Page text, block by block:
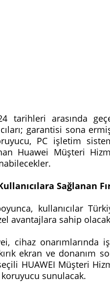
tarihleri arasında
garantisi sona
PC işletim
Huawei Müşteri
Sağlanan
kullanıcılar
avantajlara sahip
cihaz onarımlarında
ekran ve donanım
HUAWEI Müşteri
koruyucu sunulacak.